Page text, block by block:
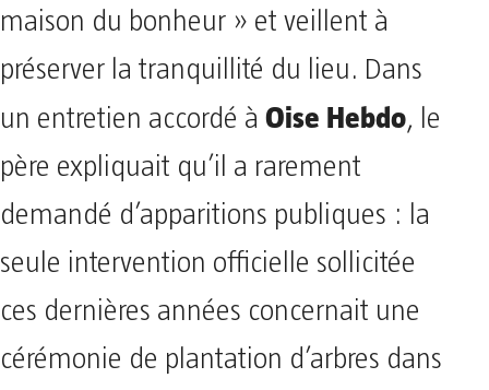
maison du bonheur » et veillent à
préserver la tranquillité du lieu. Dans
un entretien accordé à Oise Hebdo, le
père expliquait qu’il a rarement
demandé d’apparitions publiques : la
seule intervention officielle sollicitée
ces dernières années concernait une
cérémonie de plantation d’arbres dans